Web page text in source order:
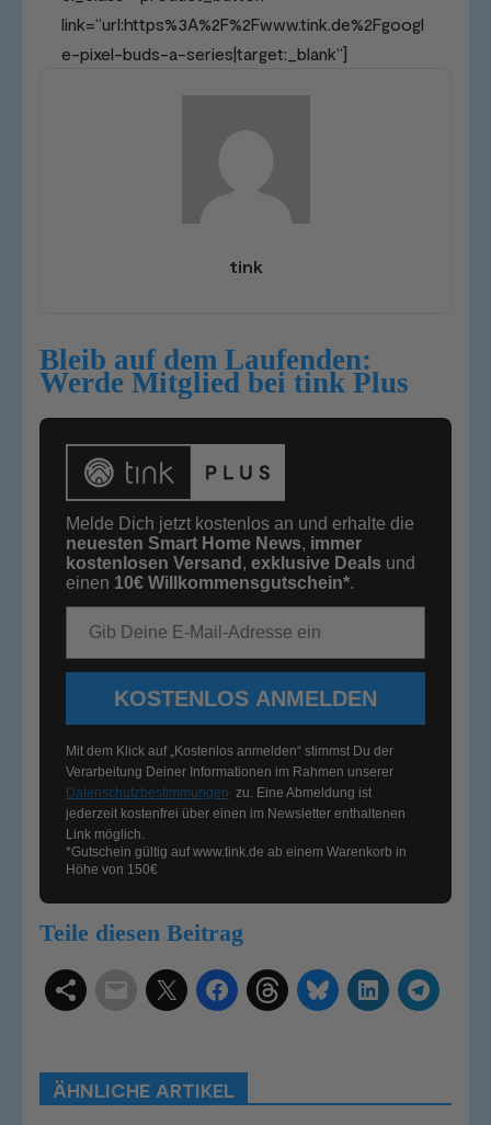
link=“url:https%3A%2F%2Fwww.tink.de%2Fgoogl
e-pixel-buds-a-series|target:_blank“]
tink
Bleib auf dem Laufenden:
Werde Mitglied bei tink Plus
Melde Dich jetzt kostenlos an und erhalte die
neuesten Smart Home News, immer
kostenlosen Versand , exklusive Deals und
einen 10€ Willkommensgutschein*.
KOSTENLOS ANMELDEN
Mit dem Klick auf „Kostenlos anmelden“ stimmst Du der
Verarbeitung Deiner Informationen im Rahmen unserer
Datenschutzbestimmungen zu. Eine Abmeldung ist
jederzeit kostenfrei über einen im Newsletter enthaltenen
Link möglich.
*Gutschein gültig aufwww.tink.de ab einem Warenkorb in
Höhe von 150€
Teile diesen Beitrag
ÄHNLICHE ARTIKEL